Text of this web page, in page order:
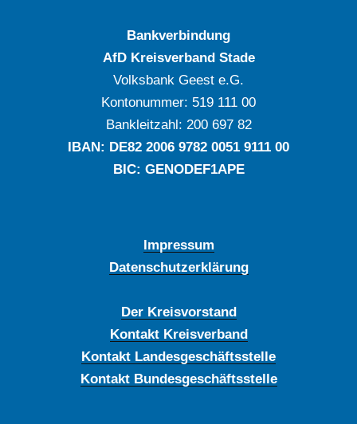
Bankverbindung
AfD Kreisverband Stade
Volksbank Geest e.G.
Kontonummer: ‍519 111 00
Bankleitzahl: ‍200 697 82
IBAN: DE‍82 ‍2006 ‍9782 ‍0051 ‍9111 ‍00
BIC: GENODEF1APE
Impressum
Datenschutzerklärung
Der Kreisvorstand
Kontakt Kreisverband
Kontakt Landesgeschäftsstelle
Kontakt Bundesgeschäftsstelle